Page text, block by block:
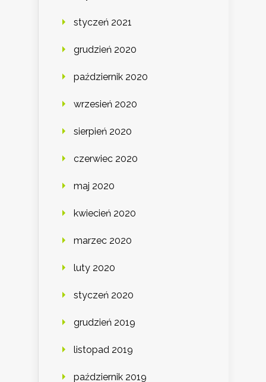
styczeń 2021
grudzień 2020
październik 2020
wrzesień 2020
sierpień 2020
czerwiec 2020
maj 2020
kwiecień 2020
marzec 2020
luty 2020
styczeń 2020
grudzień 2019
listopad 2019
październik 2019